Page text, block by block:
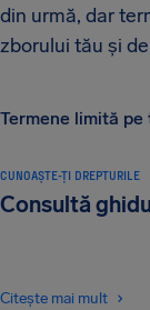
din urmă, dar
zborului tău și
Termene limită pe
CUNOAȘTE-ȚI DREPTURILE
Consultă
Citește mai mult